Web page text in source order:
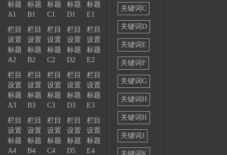
标题
A1
栏目
设置
标题
A2
栏目
设置
标题
A3
栏目
设置
标题
A4
标题
B1
栏目
设置
标题
B2
栏目
设置
标题
B3
栏目
设置
标题
B4
标题
C1
栏目
设置
标题
C2
栏目
设置
标题
C3
栏目
设置
标题
C4
标题
D1
栏目
设置
标题
D2
栏目
设置
标题
D3
栏目
设置
标题
D5
标题
E1
栏目
设置
标题
E2
栏目
设置
标题
E3
栏目
设置
标题
E4
关键词C
关键词D
关键词E
关键词F
关键词G
关键词H
关键词II
关键词J